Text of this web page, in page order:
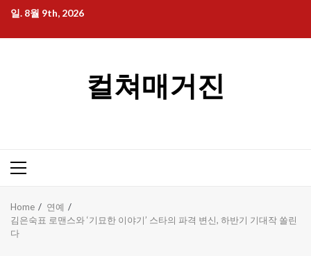
Skip
content
일. 8월 9th, 2026
컬쳐매거진
Primary
Home
연예
김은숙표 로맨스와 ‘기묘한 이야기’ 스타의 파격 변신, 하반기 기대작 쏠린
다